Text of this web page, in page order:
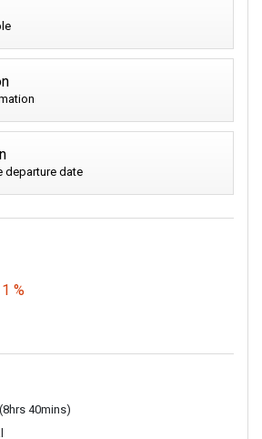
departure date
%
40mins)